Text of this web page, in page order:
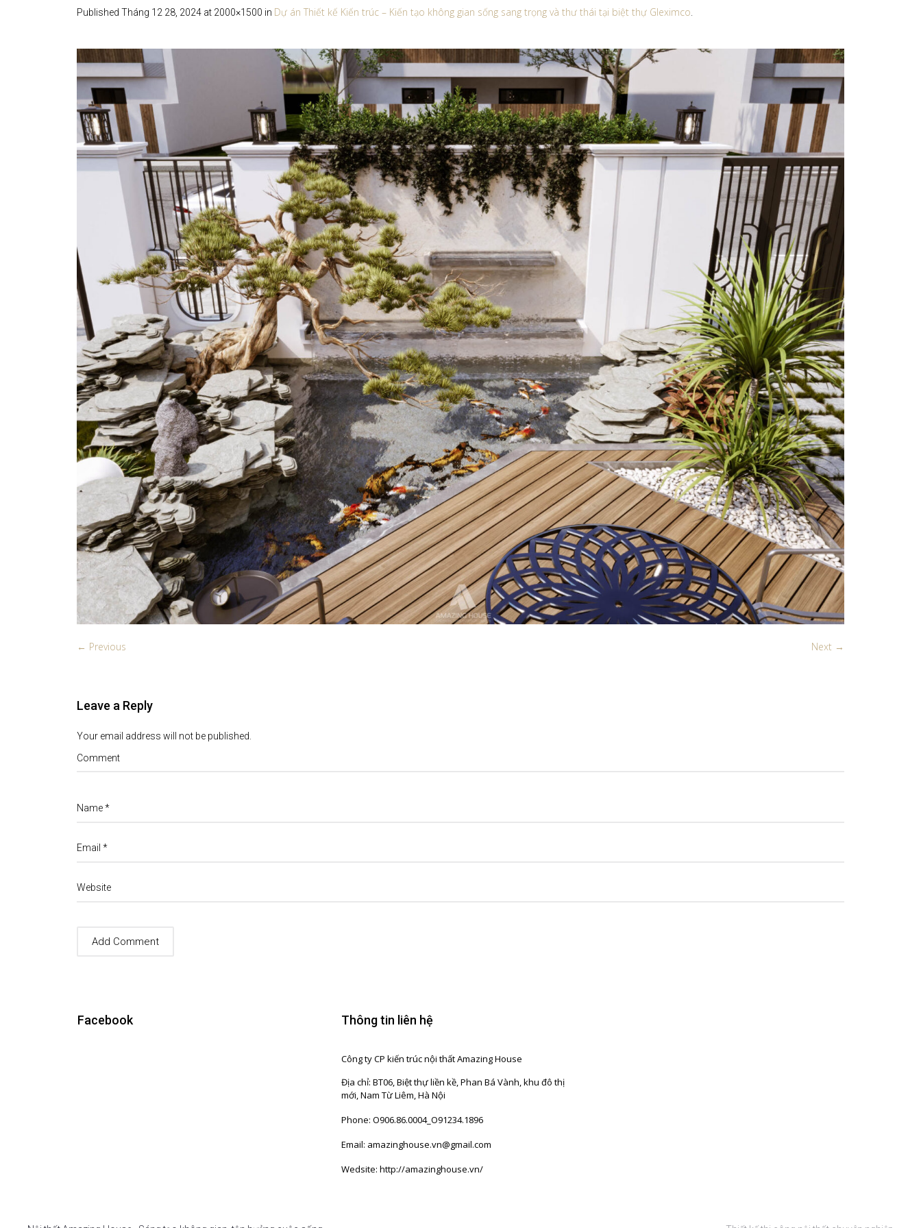
Published Tháng 12 28, 2024 at 2000×1500 in Dự án Thiết kế Kiến trúc – Kiến tạo không gian sống sang trọng và thư thái tại biệt thự Gleximco.
← Previous Next →
Leave a Reply
Your email address will not be published.
Comment
Name*
Email *
Website
Facebook Thông tin liên hệ
Công ty CP kiến trúc nội thất Amazing House
Địa chỉ: BT06, Biệt thự liền kề, Phan Bá Vành, khu đô thị
mới, Nam Từ Liêm, Hà Nội
Phone: O906.86.0004_O91234.1896
Email: amazinghouse.vn@gmail.com
Wedsite: http://amazinghouse.vn/